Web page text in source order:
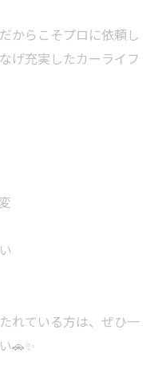
からこそプロに依頼し
げ充実したカーライフ
れている方は、ぜひ一
🚗✨